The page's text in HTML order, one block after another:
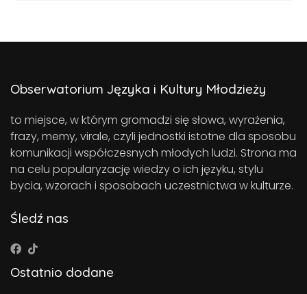
Obserwatorium Języka i Kultury Młodzieży
to miejsce, w którym gromadzi się słowa, wyrażenia,
frazy, memy, virale, czyli jednostki istotne dla sposobu
komunikacji współczesnych młodych ludzi. Strona ma
na celu popularyzację wiedzy o ich języku, stylu
bycia, wzorach i sposobach uczestnictwa w kulturze.
Śledź nas
Ostatnio dodane